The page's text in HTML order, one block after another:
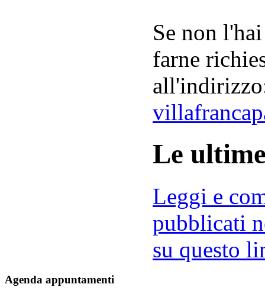
Se non
farne
Le
Leggi e
pubblicati
su questo
Agenda appuntamenti